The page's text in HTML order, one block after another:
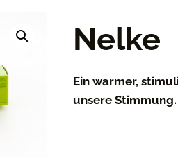
Nelke
Ein warmer,
unsere Stimmung.